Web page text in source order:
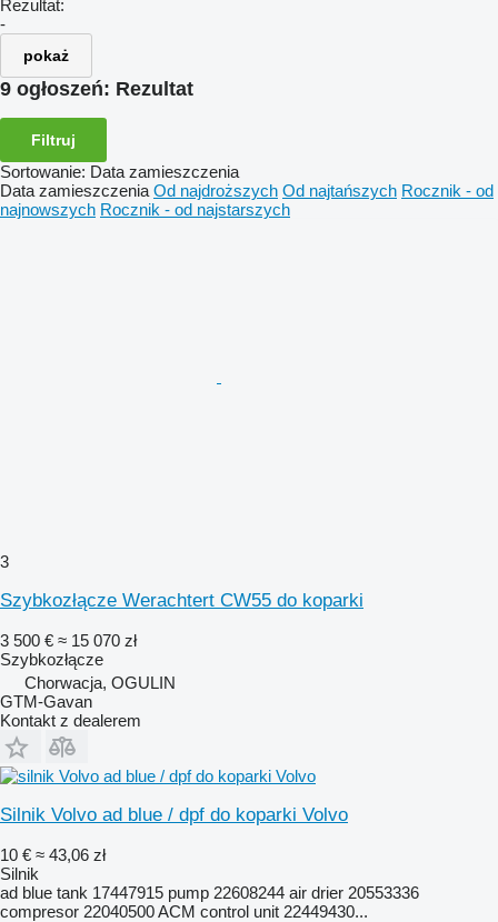
Rezultat:
-
pokaż
9 ogłoszeń: Rezultat
Filtruj
Sortowanie: Data zamieszczenia
Data zamieszczenia Od najdroższych Od najtańszych Rocznik - od
najnowszych Rocznik - od najstarszych
3
Szybkozłącze Werachtert CW55 do koparki
3 500 € ≈ 15 070 zł
Szybkozłącze
Chorwacja, OGULIN
GTM-Gavan
Kontakt z dealerem
Silnik Volvo ad blue / dpf do koparki Volvo
10 € ≈ 43,06 zł
Silnik
ad blue tank 17447915 pump 22608244 air drier 20553336
compresor 22040500 ACM control unit 22449430...